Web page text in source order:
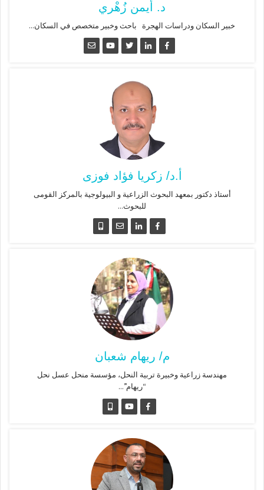
د. أيمن زُهْري
خبير السكان ودراسات الهجرة باحث وخبير متخصص في السكان...
أ.د/ زكريا فؤاد فوزى
أستاذ دكتور بمعهد البحوث الزراعية و البيولوجية بالمركز القومى
للبحوث...
م/ ريهام شعبان
مهندسة زراعية وخبيرة تربية النحل، مؤسسة منحل عسل نحل
“ريهام”...